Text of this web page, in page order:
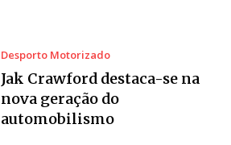
Desporto Motorizado
Jak Crawford destaca-se na
nova geração do
automobilismo